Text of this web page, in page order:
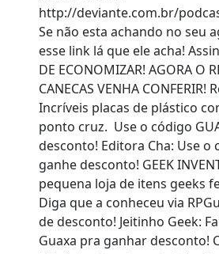
http://deviante.com.br/
Se não esta achando no seu
esse link lá que ele acha!
DE ECONOMIZAR! AGORA O
CANECAS VENHA
Incríveis placas de plástico
ponto cruz. Use o código
desconto! Editora Cha: Use o
ganhe desconto! GEEK
pequena loja de itens geeks
Diga que a conheceu via
de desconto! Jeitinho Geek:
Guaxa pra ganhar desconto!